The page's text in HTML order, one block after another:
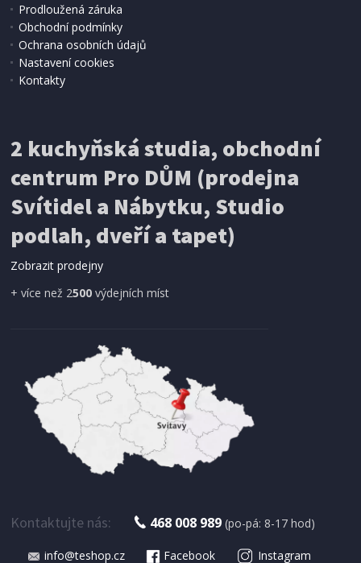
199 Kč Přidat do košíku
SÍŤ PROTI HMYZU
ProGarden KO-CY5910600 Síť proti hmyzu do
dveří magnetická 210 x 100 cm
Prodloužená záruka
Obchodní podmínky
Ochrana osobních údajů
Nastavení cookies
Kontakty
2 kuchyňská studia, obchodní
centrum Pro DŮM (prodejna
Svítidel a Nábytku, Studio
podlah, dveří a tapet)
Zobrazit prodejny
+ více než 2500 výdejních míst
Kontaktujte nás: 468 008 989 (po-pá: 8-17 hod)
info@teshop.cz Facebook Instagram